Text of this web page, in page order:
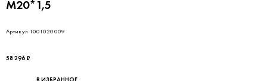
М20*1,5
Артикул 1001020009
58 296 ₽
В ИЗБРАННОЕ